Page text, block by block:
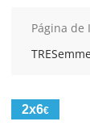
Página de
2x6€